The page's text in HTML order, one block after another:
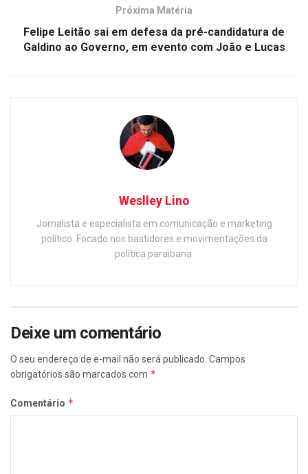
Próxima Matéria
Felipe Leitão sai em defesa da pré-candidatura de
Galdino ao Governo, em evento com João e Lucas
Weslley Lino
Jornalista e especialista em comunicação e marketing
político. Focado nos bastidores e movimentações da
política paraibana.
Deixe um comentário
O seu endereço de e-mail não será publicado. Campos
obrigatórios são marcados com *
Comentário *